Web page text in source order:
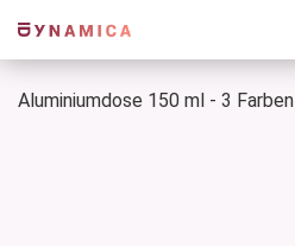
Aluminiumdose 150 ml - 3 Farben